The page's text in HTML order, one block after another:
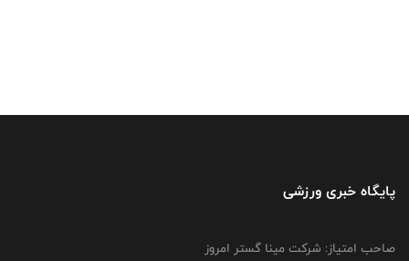
پایگاه خبری ورزشی
صاحب امتیاز: شرکت مینا گستر امروز